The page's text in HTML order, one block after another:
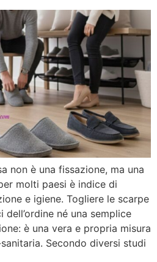
non è una fissazione, ma una
molti paesi è indice di
e igiene. Togliere le scarpe
dell’ordine né una semplice
è una vera e propria misura
Secondo diversi studi